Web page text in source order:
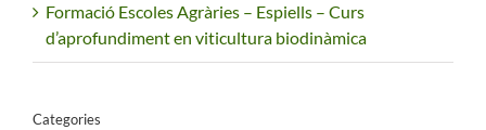
Formació Escoles Agràries – Espiells – Curs
d’aprofundiment en viticultura biodinàmica
Categories